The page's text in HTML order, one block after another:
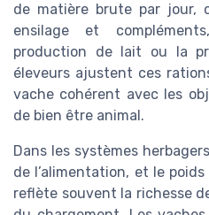
de matière brute par jour,
ensilage et
production de lait ou la
éleveurs ajustent ces
vache cohérent avec les
de bien être animal.
Dans les systèmes
de l’alimentation, et le
reflète souvent la richesse